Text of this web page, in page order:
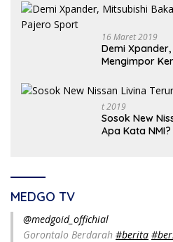
16 Maret 2019
Demi
Mengimpor
T 2019
Sosok New
Apa Kata NMI?
MEDGO TV
@medgoid_offichial
Gorontalo Berdarah #berita